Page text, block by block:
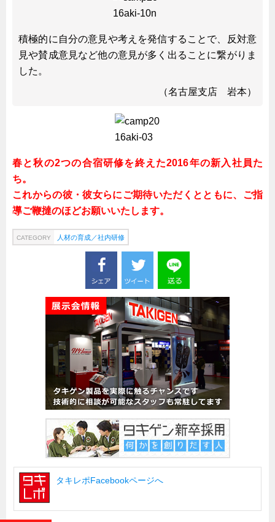
積極的に自分の意見や考えを発信することで、反対意
見や賛成意見など他の意見が多く出ることに繋がりま
した。
（名古屋支店 岩本）
春と秋の2つの合宿研修を終えた2016年の新入社員た
ち。
これからの彼・彼女らにご期待いただくとともに、ご指
導ご鞭撻のほどお願いいたします。
CATEGORY 人材の育成／社内研修
タキレポFacebookページへ